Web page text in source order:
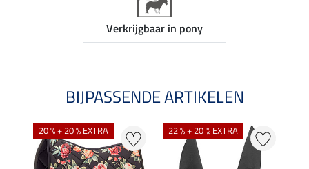
Verkrijgbaar in pony
BIJPASSENDE ARTIKELEN
20 % + 20 % EXTRA 22 % + 20 % EXTRA